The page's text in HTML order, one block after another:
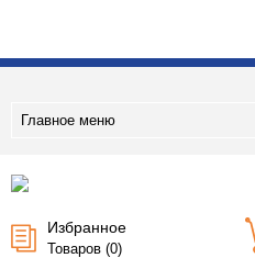
Главное меню
Избранное
Товаров (0)